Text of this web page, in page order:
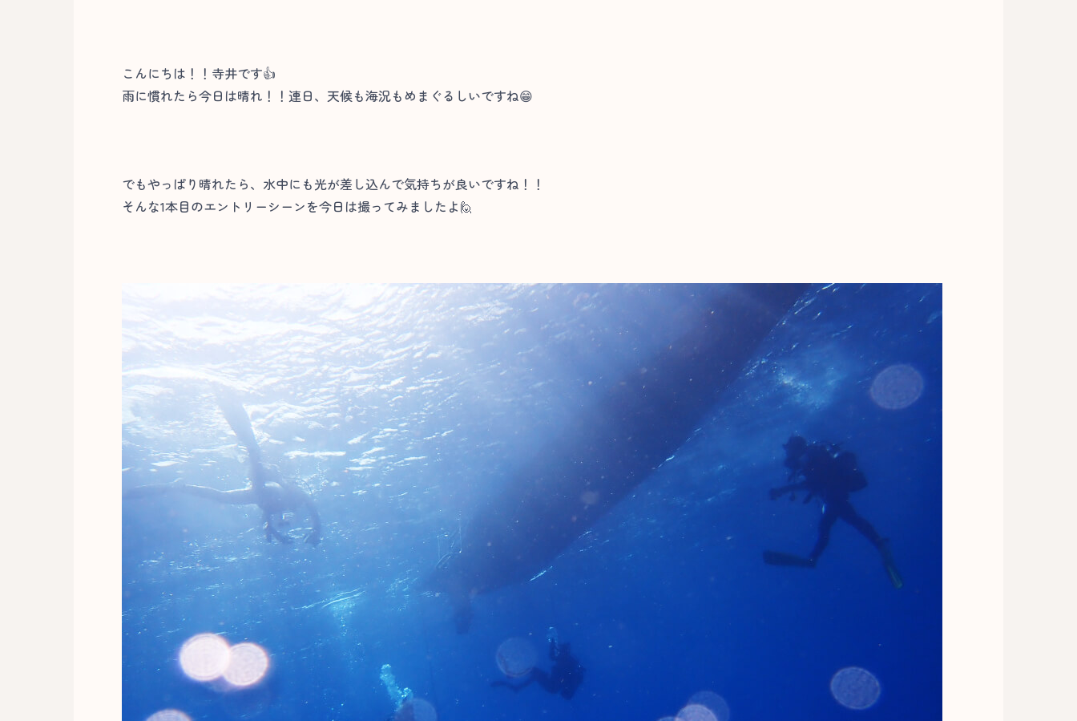
こんにちは！！寺井です👍
雨に慣れたら今日は晴れ！！連日、天候も海況もめまぐるしいですね😁
でもやっぱり晴れたら、水中にも光が差し込んで気持ちが良いですね！！
そんな1本目のエントリーシーンを今日は撮ってみましたよ🙋